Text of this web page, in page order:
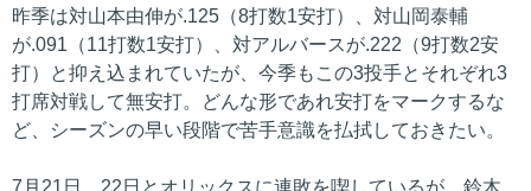
昨季は対山本由伸が.125（8打数1安打）、対山岡泰輔
が.091（11打数1安打）、対アルバースが.222（9打数2安
打）と抑え込まれていたが、今季もこの3投手とそれぞれ3
打席対戦して無安打。どんな形であれ安打をマークするな
ど、シーズンの早い段階で苦手意識を払拭しておきたい。
7月21日、22日とオリックスに連敗を喫しているが、鈴木